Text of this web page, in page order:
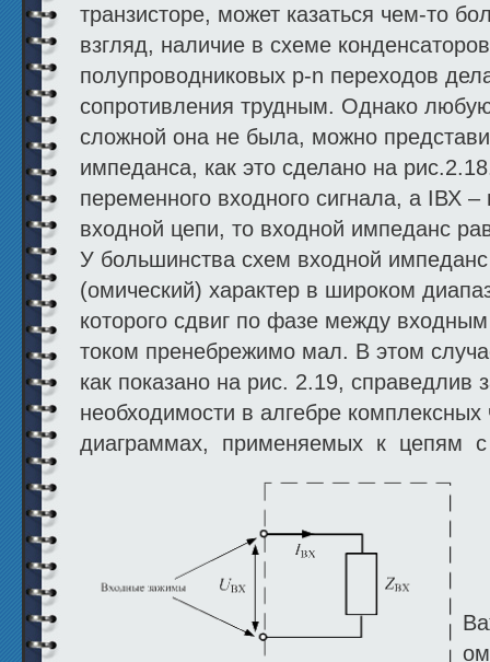
транзисторе, может казаться чем-то
взгляд, наличие в схеме
полупроводниковых p-n переходов
сопротивления трудным. Однако
сложной она не была, можно
импеданса, как это сделано на
переменного входного сигнала, а IВХ
входной цепи, то входной импеданс
У большинства схем входной
(омический) характер в широком
которого сдвиг по фазе между
током пренебрежимо мал. В этом
как показано на рис. 2.19, справедлив
необходимости в алгебре комплексных
диаграммах, применяемых к цепям